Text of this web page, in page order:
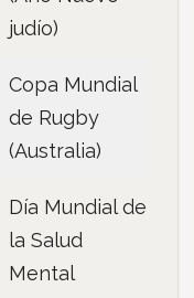
judío)
Copa Mundial
de Rugby
(Australia)
Día Mundial de
la Salud
Mental